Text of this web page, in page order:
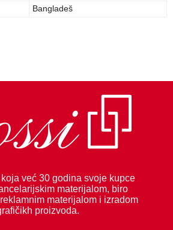
Bangladeš
već 30 godina svoje kupce
materijalom, biro
materijalom i izradom
proizvoda.